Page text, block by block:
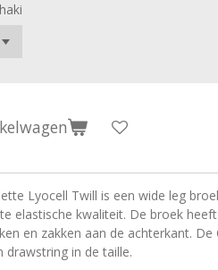
Lyocell Twill is een wide leg
elastische kwaliteit. De broek
en zakken aan de achterkant.
drawstring in de taille.